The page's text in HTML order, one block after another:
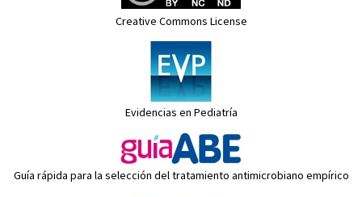
Creative Commons License
Evidencias en Pediatría
Guía rápida para la selección del tratamiento antimicrobiano empírico